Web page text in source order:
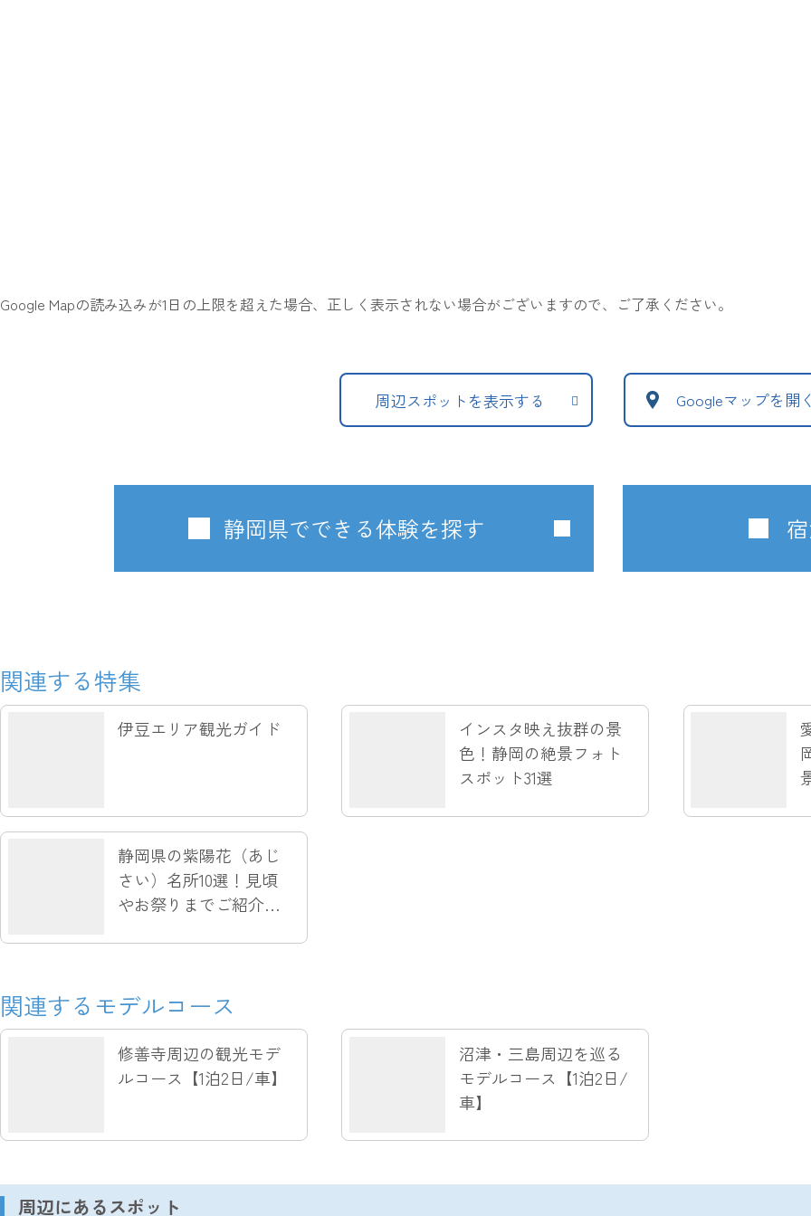
Google Mapの読み込みが1日の上限を超えた場合、正しく表示されない場合がございますので、ご了承ください。
周辺スポットを表示する Googleマップを開
静岡県でできる体験を探す
関連する特集
伊豆エリア観光ガイド
インスタ映え抜群の景
色！静岡の絶景フォト
スポット31選
静岡県の紫陽花（あじ
さい）名所10選！見頃
やお祭りまでご紹介し
関連するモデルコース
修善寺周辺の観光モデ
ルコース【1泊2日/車】
沼津・三島周辺を巡る
モデルコース【1泊2日/
車】
周辺にあるスポット